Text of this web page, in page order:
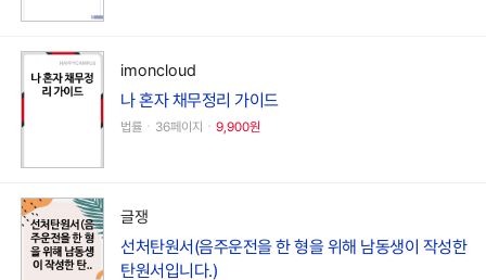
imoncloud
나 혼자 채무정리 가이드
법률ㆍ36페이지ㆍ 9,900원
글쟁
선처탄원서(음주운전을 한 형을 위해 남동생이 작성한
탄원서입니다.)